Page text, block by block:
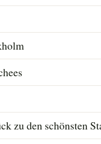
zu den schönsten